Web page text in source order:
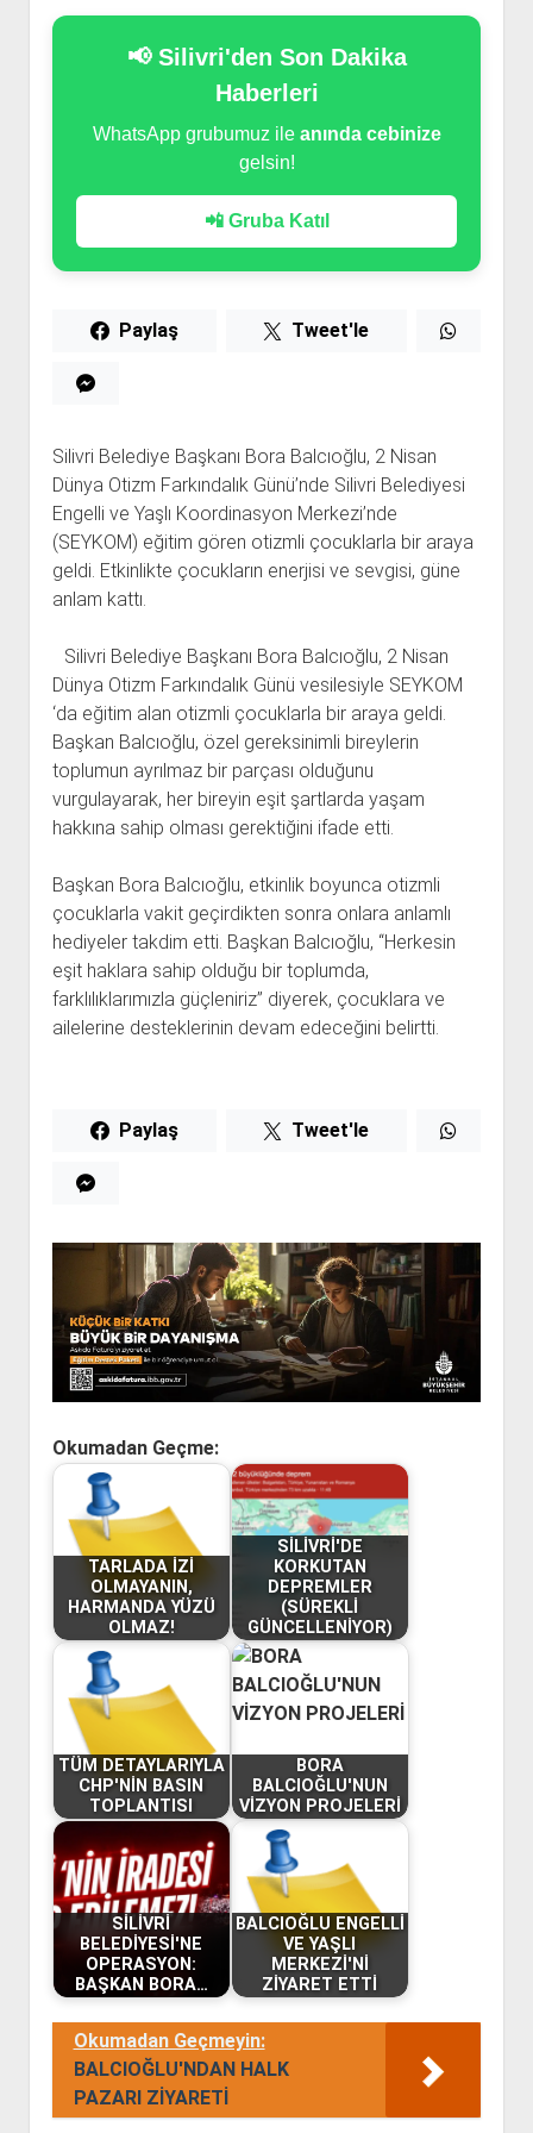
📢 Silivri'den Son Dakika
Haberleri
WhatsApp grubumuz ile anında cebinize
gelsin!
📲 Gruba Katıl
Paylaş Tweet'le
Silivri Belediye Başkanı Bora Balcıoğlu, 2 Nisan
Dünya Otizm Farkındalık Günü’nde Silivri Belediyesi
Engelli ve Yaşlı Koordinasyon Merkezi’nde
(SEYKOM) eğitim gören otizmli çocuklarla bir araya
geldi. Etkinlikte çocukların enerjisi ve sevgisi, güne
anlam kattı.
Silivri Belediye Başkanı Bora Balcıoğlu, 2 Nisan
Dünya Otizm Farkındalık Günü vesilesiyle SEYKOM
‘da eğitim alan otizmli çocuklarla bir araya geldi.
Başkan Balcıoğlu, özel gereksinimli bireylerin
toplumun ayrılmaz bir parçası olduğunu
vurgulayarak, her bireyin eşit şartlarda yaşam
hakkına sahip olması gerektiğini ifade etti.
Başkan Bora Balcıoğlu, etkinlik boyunca otizmli
çocuklarla vakit geçirdikten sonra onlara anlamlı
hediyeler takdim etti. Başkan Balcıoğlu, “Herkesin
eşit haklara sahip olduğu bir toplumda,
farklılıklarımızla güçleniriz” diyerek, çocuklara ve
ailelerine desteklerinin devam edeceğini belirtti.
Paylaş Tweet'le
Okumadan Geçme:
TARLADA İZİ
OLMAYANIN,
HARMANDA YÜZÜ
OLMAZ!
SİLİVRİ'DE
KORKUTAN
DEPREMLER
(SÜREKLİ
GÜNCELLENİYOR)
TÜM DETAYLARIYLA
CHP'NİN BASIN
TOPLANTISI
BORA
BALCIOĞLU'NUN
VİZYON PROJELERİ
SİLİVRİ
BELEDİYESİ'NE
OPERASYON:
BAŞKAN BORA…
BALCIOĞLU ENGELLİ
VE YAŞLI
MERKEZİ'Nİ
ZİYARET ETTİ
Okumadan Geçmeyin:
BALCIOĞLU'NDAN HALK
PAZARI ZİYARETİ